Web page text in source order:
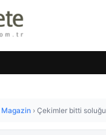
Magazin › Çekimler bitti soluğu